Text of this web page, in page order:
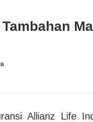
Allianz Life